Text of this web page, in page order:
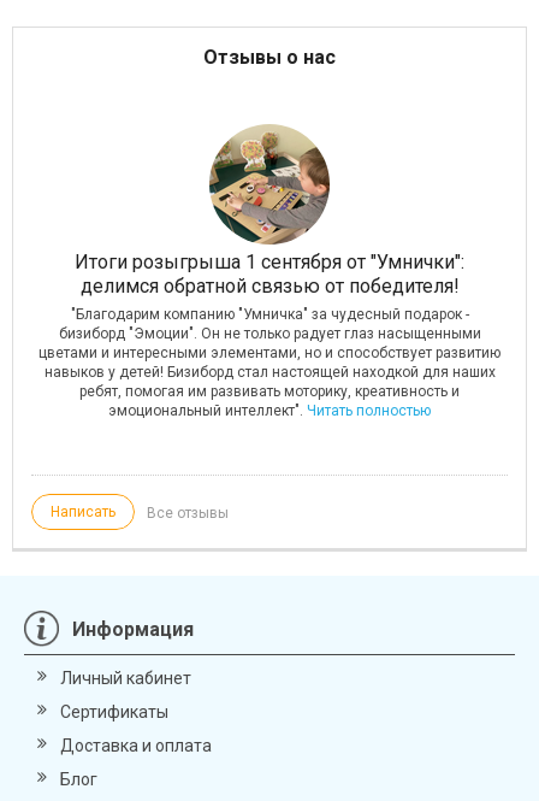
Отзывы о нас
Итоги розыгрыша 1 сентября от "Умнички":
делимся обратной связью от победителя!
"Благодарим компанию "Умничка" за чудесный подарок -
бизиборд "Эмоции". Он не только радует глаз насыщенными
цветами и интересными элементами, но и способствует развитию
навыков у детей! Бизиборд стал настоящей находкой для наших
ребят, помогая им развивать моторику, креативность и
эмоциональный интеллект". Читать полностью
Написать Все отзывы
Информация
Личный кабинет
Сертификаты
Доставка и оплата
Блог